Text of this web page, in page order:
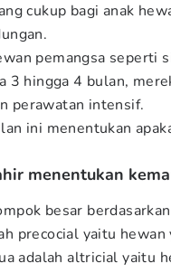
cukup bagi anak
pemangsa seperti
3 hingga 4 bulan,
perawatan intensif.
ini menentukan
menentukan
besar
precocial yaitu
adalah altricial yaitu